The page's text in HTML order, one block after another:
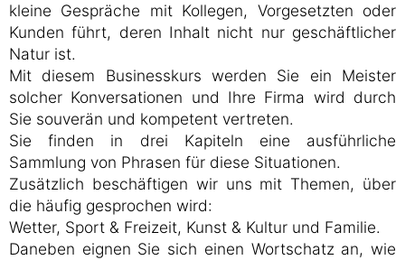
kleine Gespräche mit Kollegen, Vorgesetzten oder
Kunden führt, deren Inhalt nicht nur geschäftlicher
Natur ist.
Mit diesem Businesskurs werden Sie ein Meister
solcher Konversationen und Ihre Firma wird durch
Sie souverän und kompetent vertreten.
Sie finden in drei Kapiteln eine ausführliche
Sammlung von Phrasen für diese Situationen.
Zusätzlich beschäftigen wir uns mit Themen, über
die häufig gesprochen wird:
Wetter, Sport & Freizeit, Kunst & Kultur und Familie.
Daneben eignen Sie sich einen Wortschatz an, wie